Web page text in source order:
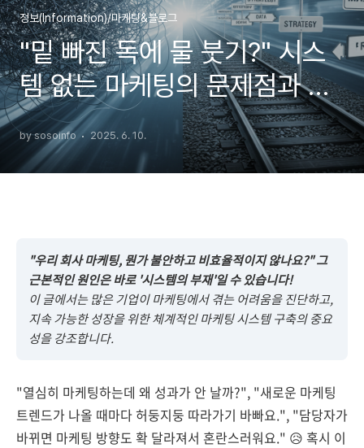
정보(Information)/마케팅&블로그
"밑 빠진 독에 물 붓기?" 시스
템 없는 마케팅의 문제점과 해
결책
by sosoinfo 2025. 6. 10.
"우리 회사 마케팅, 뭔가 불안하고 비효율적이지 않나요?" 그
근본적인 원인은 바로 '시스템의 부재'일 수 있습니다!
이 글에서는 많은 기업이 마케팅에서 겪는 어려움을 진단하고,
지속 가능한 성장을 위한 체계적인 마케팅 시스템 구축의 중요
성을 강조합니다.
"열심히 마케팅하는데 왜 성과가 안 날까?", "새로운 마케팅
트렌드가 나올 때마다 허둥지둥 따라가기 바빠요.", "담당자가
바뀌면 마케팅 방향도 확 달라져서 혼란스러워요." 😥 혹시 이